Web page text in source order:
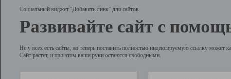
Социальный виджет "Добавить линк" для сайтов
Развивайте сайт с
Не у всех есть сайты, но теперь поставить полностью индексируемую ссылку может
Сайт растет, и при этом ваши руки остаются свободными.